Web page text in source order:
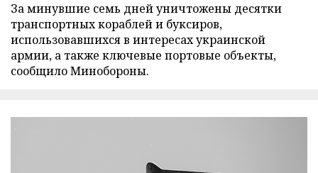
За минувшие семь дней уничтожены десятки
транспортных кораблей и буксиров,
использовавшихся в интересах украинской
армии, а также ключевые портовые объекты,
сообщило Минобороны.